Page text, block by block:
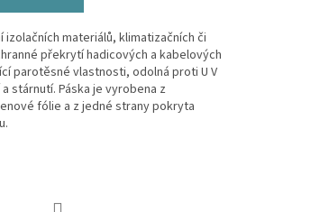
izolačních materiálů, klimatizačních či
překrytí hadicových a kabelových
parotěsné vlastnosti, odolná proti U V
stárnutí. Páska je vyrobena z
fólie a z jedné strany pokryta